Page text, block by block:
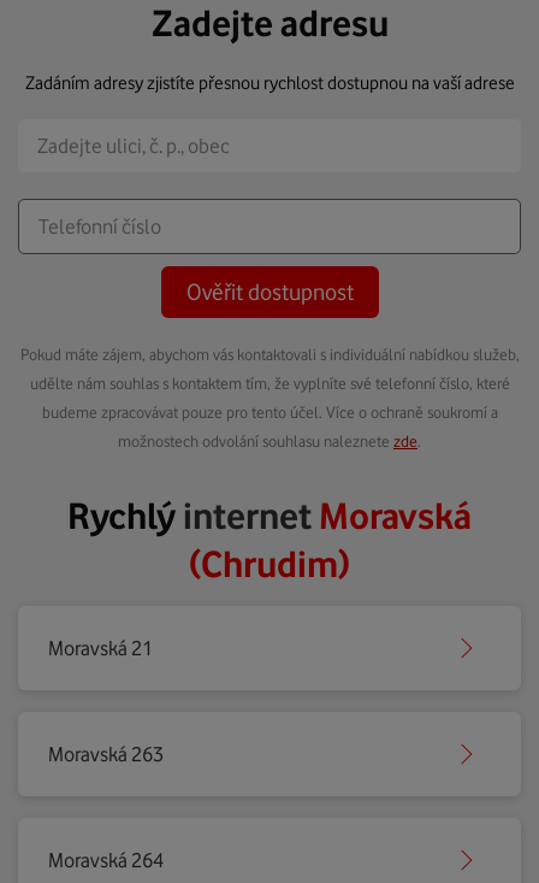
Zadejte adresu
Zadáním adresy zjistíte přesnou rychlost dostupnou na vaší adrese
Ověřit dostupnost
Pokud máte zájem, abychom vás kontaktovali s individuální nabídkou služeb,
udělte nám souhlas s kontaktem tím, že vyplníte své telefonní číslo, které
budeme zpracovávat pouze pro tento účel. Více o ochraně soukromí a
možnostech odvolání souhlasu naleznete zde
Rychlýinternet Moravská
(Chrudim)
Moravská 21
Moravská 263
Moravská 264